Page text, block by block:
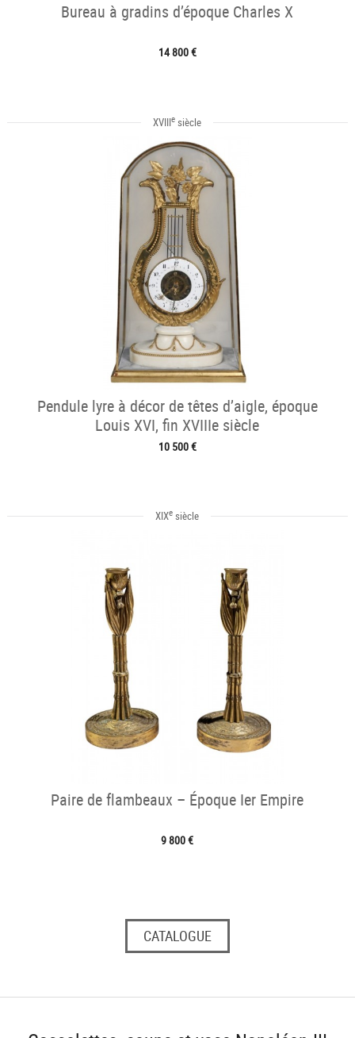
Bureau à gradins d’époque Charles X
14 800 €
XVIIIe siècle
Pendule lyre à décor de têtes d’aigle, époque
Louis XVI, fin XVIIIe siècle
10 500 €
XIXe siècle
Paire de flambeaux – Époque Ier Empire
9 800 €
CATALOGUE